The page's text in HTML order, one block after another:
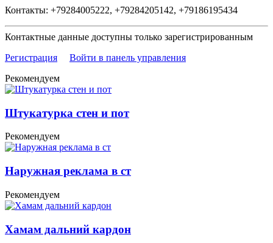
Контакты: +79284005222, +79284205142, +79186195434
Контактные данные доступны только зарегистрированным
Регистрация
Войти в панель управления
Рекомендуем
Штукатурка стен и пот
Рекомендуем
Наружная реклама в ст
Рекомендуем
Хамам дальний кардон